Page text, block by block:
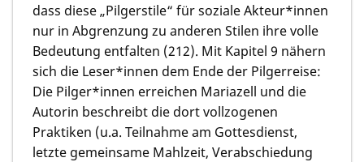
dass diese „Pilgerstile“ für soziale Akteur*innen
nur in Abgrenzung zu anderen Stilen ihre volle
Bedeutung entfalten (212). Mit Kapitel 9 nähern
sich die Leser*innen dem Ende der Pilgerreise:
Die Pilger*innen erreichen Mariazell und die
Autorin beschreibt die dort vollzogenen
Praktiken (u.a. Teilnahme am Gottesdienst,
letzte gemeinsame Mahlzeit, Verabschiedung